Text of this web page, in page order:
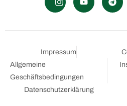
Impressum
Allgemeine
Geschäftsbedingungen
Datenschutzerklärung